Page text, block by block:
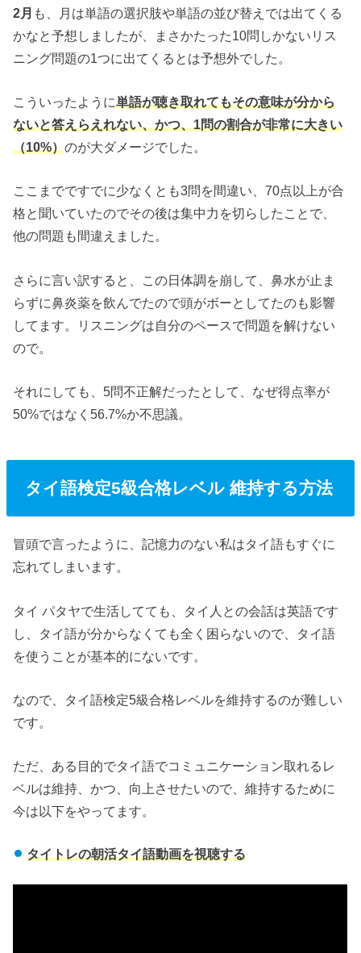
2月 も、月は単語の選択肢や単語の並び替えでは出てくる
かなと予想しましたが、まさかたった10問しかないリス
ニング問題の1つに出てくるとは予想外でした。
こういったように単語が聴き取れてもその意味が分から
ないと答えらえれない、かつ、1問の割合が非常に大きい
（10%）のが大ダメージでした。
ここまでですでに少なくとも3問を間違い、70点以上が合
格と聞いていたのでその後は集中力を切らしたことで、
他の問題も間違えました。
さらに言い訳すると、この日体調を崩して、鼻水が止ま
らずに鼻炎薬を飲んでたので頭がボーとしてたのも影響
してます。リスニングは自分のペースで問題を解けない
ので。
それにしても、5問不正解だったとして、なぜ得点率が
50%ではなく56.7%か不思議。
タイ語検定5級合格レベル 維持する方法
冒頭で言ったように、記憶力のない私はタイ語もすぐに
忘れてしまいます。
タイ パタヤで生活してても、タイ人との会話は英語です
し、タイ語が分からなくても全く困らないので、タイ語
を使うことが基本的にないです。
なので、タイ語検定5級合格レベルを維持するのが難しい
です。
ただ、ある目的でタイ語でコミュニケーション取れるレ
ベルは維持、かつ、向上させたいので、維持するために
今は以下をやってます。
タイトレの朝活タイ語動画を視聴する